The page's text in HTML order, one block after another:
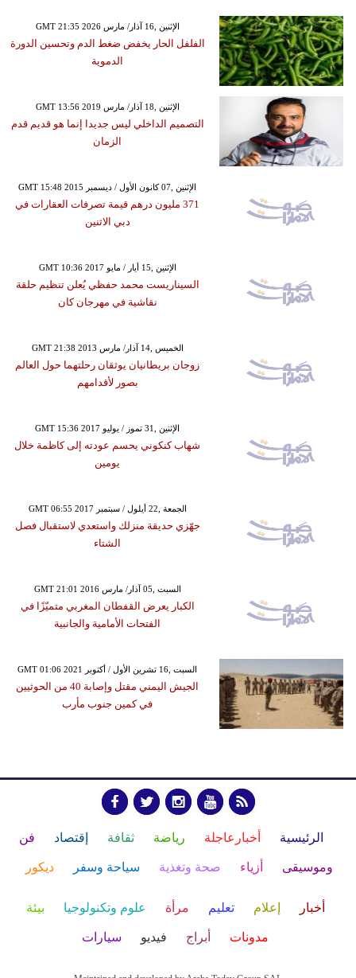
GMT 21:35 2026 الإثنين ,16 آذار/ مارس
الفلفل الحار يخفض ضغط الدم وتحسين الدورة
الدموية
GMT 13:56 2019 الإثنين ,18 آذار/ مارس
التصميم الداخلي ليس جديدا إنما هو قديم قدم
الزمان
GMT 15:48 2015 الإثنين ,07 كانون الأول / ديسمبر
371 مليون درهم قيمة تصرفات العقارات في
دبي الاثنين
GMT 10:36 2017 الإثنين ,15 أيار / مايو
السيناريست محمد حفظي يُعلن تنظيم حلقة
نقاشية في مهرجان كان
GMT 21:38 2013 الخميس ,14 آذار/ مارس
زوجان بريطانيان يوثقان رحلتهما حول العالم
بصور لأقدامهم
GMT 15:36 2017 الإثنين ,31 تموز / يوليو
شهاب كنكوني يحسم عودته إلى كاظمة خلال
يومين
GMT 06:55 2017 الجمعة ,22 أيلول / سبتمبر
جهّزي حديقة منزلك واستعدي لاستقبال فصل
الشتاء
GMT 21:01 2016 السبت ,05 آذار/ مارس
الكبار يعرض القفطان المغربي متميّزًا في
الفتحات الأمامية والجانبية
GMT 01:06 2021 السبت ,16 تشرين الأول / أكتوبر
الجيش اليمني مقتل وإصابة 40 من الحوثيين
في كمين جنوب مأرب
الرئيسية أخبارعاجلة رياضة ثقافة إقتصاد فن
وموسيقى أزياء صحة وتغذية سياحة وسفر ديكور
أخبار إعلام تعليم مرأة علوم وتكنولوجيا بيئة
مدونات أبراج فيديو سيارات